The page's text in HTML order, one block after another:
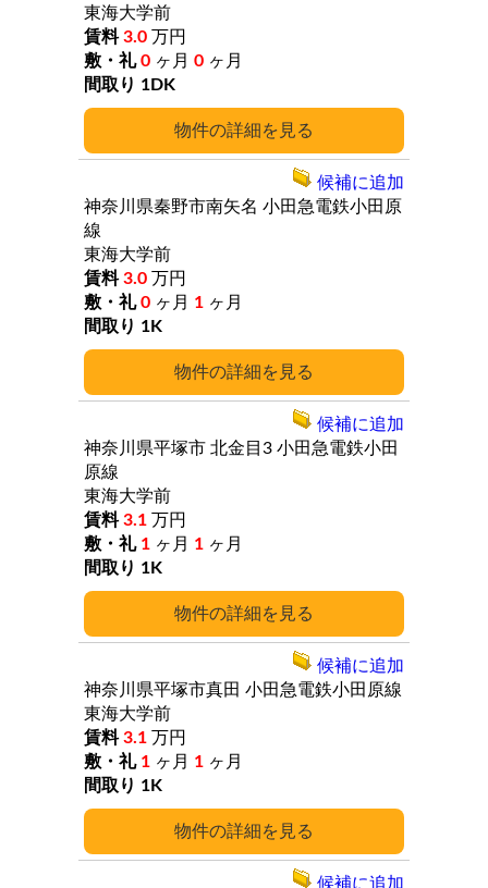
詳細
東海大学前
3.0 万円
0 ヶ月 0 ヶ月
1DK
詳細
神奈川県秦野市南矢名 小田急電鉄小田原
線
東海大学前
3.0 万円
0 ヶ月 1 ヶ月
1K
候補に追加
詳細
神奈川県平塚市 北金目3 小田急電鉄小田
原線
東海大学前
3.1 万円
1 ヶ月 1 ヶ月
1K
候補に追加
詳細
神奈川県平塚市真田 小田急電鉄小田原線
東海大学前
3.1 万円
1 ヶ月 1 ヶ月
1K
候補に追加
候補に追加